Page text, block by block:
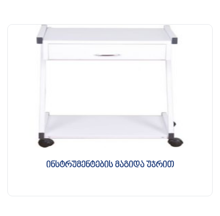
ინსტრუმენტების მაგიდა უჯრით